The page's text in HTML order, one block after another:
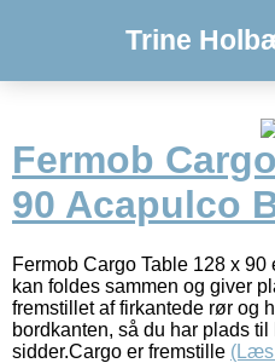
Trine
Fermob
90 Acapulco
Fermob Cargo Table 128 x
kan foldes sammen og giver
fremstillet af firkantede rør og
bordkanten, så du har plads
sidder.Cargo er fremstille (Læs